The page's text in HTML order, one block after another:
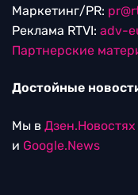
Маркетинг/PR:
Реклама RTVI: adv-
Партнерские
Достойные
Мы в Дзен.Новостях
и Google.News